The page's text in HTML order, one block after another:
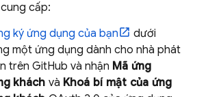
cấp:
ký ứng dụng của bạn
dưới
một ứng dụng dành cho nhà phát
trên GitHub và nhận Mã ứng
khách và Khoá bí mật của ứng